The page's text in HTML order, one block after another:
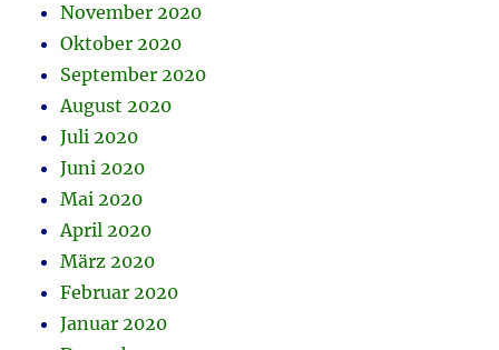
November 2020
Oktober 2020
September 2020
August 2020
Juli 2020
Juni 2020
Mai 2020
April 2020
März 2020
Februar 2020
Januar 2020